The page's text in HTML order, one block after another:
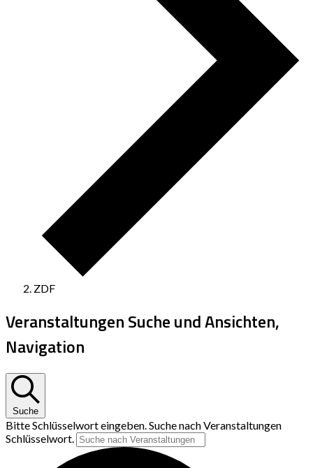
ZDF
Veranstaltungen Suche und Ansichten,
Navigation
Suche
Bitte Schlüsselwort eingeben. Suche nach Veranstaltungen
Schlüsselwort.